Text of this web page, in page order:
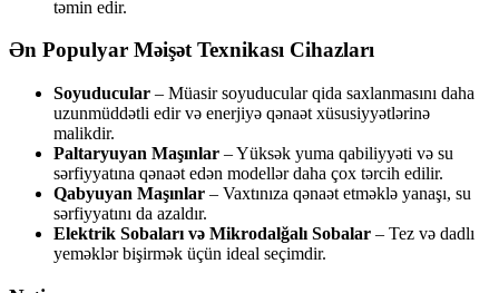
təmin edir.
Ən Populyar Məişət Texnikası Cihazları
Soyuducular – Müasir soyuducular qida saxlanmasını daha
uzunmüddətli edir və enerjiyə qənaət xüsusiyyətlərinə
malikdir.
Paltaryuyan Maşınlar – Yüksək yuma qabiliyyəti və su
sərfiyyatına qənaət edən modellər daha çox tərcih edilir.
Qabyuyan Maşınlar – Vaxtınıza qənaət etməklə yanaşı, su
sərfiyyatını da azaldır.
Elektrik Sobaları və Mikrodalğalı Sobalar – Tez və dadlı
yeməklər bişirmək üçün ideal seçimdir.